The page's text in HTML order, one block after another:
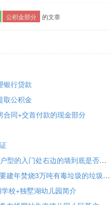
公积金部分 的文章
银行贷款
取公积金
合同+交首付款的现金部分
【讨论】海德二期的21#的89平B5户型的入门处右边的墙到底是否是承重墙
【讨论】建屋海德公园东南不远处要建年焚烧3万吨有毒垃圾的垃圾处理厂
校+独墅湖幼儿园简介